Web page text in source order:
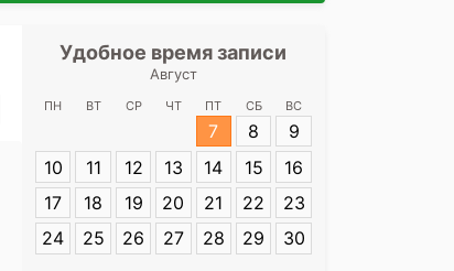
Удобное время записи
Август
ПН ВТ СР ЧТ ПТ СБ ВС
7 8
9
10
11 12 13 14 15
16
17
18 19 20 21 22
23
24
25 26 27 28 29 30